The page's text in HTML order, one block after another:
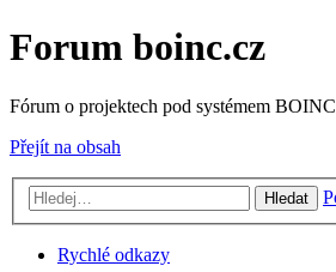
Forum boinc.cz
Fórum o projektech pod systémem
Přejít na obsah
Hledat
Rychlé odkazy